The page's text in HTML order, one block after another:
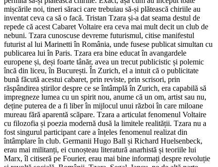
mișcările noi, tineri săraci care trebuiau să-și plătească chiriile au
inventat ceva ca să o facă. Tristan Tzara și-a dat seama destul de
repede că acest Cabaret Voltaire era ceva mai mult decit un club de
nebuni. Tzara cunoscuse devreme futurismul, citise manifestul
futurist al lui Marinetti în România, unde fusese publicat simultan cu
publicarea lui în Paris. Tzara era bine educat în avangardele
europene și, deși foarte tânăr, avea un trecut publicistic și polemic
încă din liceu, în București. În Zurich, el a intuit că o publicitate
bună făcută acestui cabaret, prin reviste, prin scrisori, prin
răspândirea știrilor despre ce se întâmplă în Zurich, era capabilă să
impregneze lumea cu un spirit nou, anume că un om, artist sau nu,
deține puterea de a fi liber în mijlocul unui război în care miloane
mureau fără aparentă scăpare. Tzara a articulat fenomenul Voltaire
cu filozofia și poezia modernă dusă la limitele realității. Tzara nu a
fost singurul participant care a înțeles fenomenul realizat din
întâmplare în club. Germanii Hugo Ball și Richard Huelsenbeck,
erau mai militanți, ei cunoșteau literatură anarhistă și teoriile lui
Marx, îl citiseră pe Fourier, erau mai bine informați despre revoluție